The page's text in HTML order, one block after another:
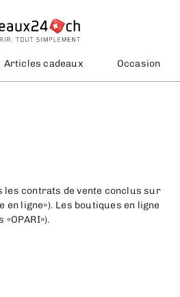
Articles cadeaux Occasion
les contrats de vente conclus sur
ligne»). Les boutiques en ligne